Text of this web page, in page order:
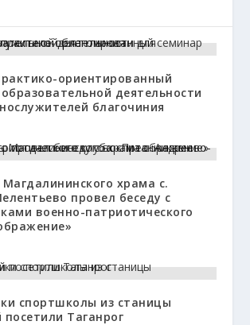
ориентированный
деятельности
благочиния
храма с.
провел беседу с
военно-патриотического
спортшколы из станицы
Таганрог